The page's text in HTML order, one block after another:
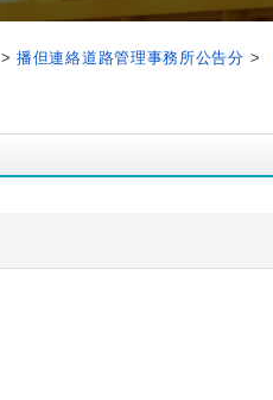
>播但連絡道路管理事務所公告分 >